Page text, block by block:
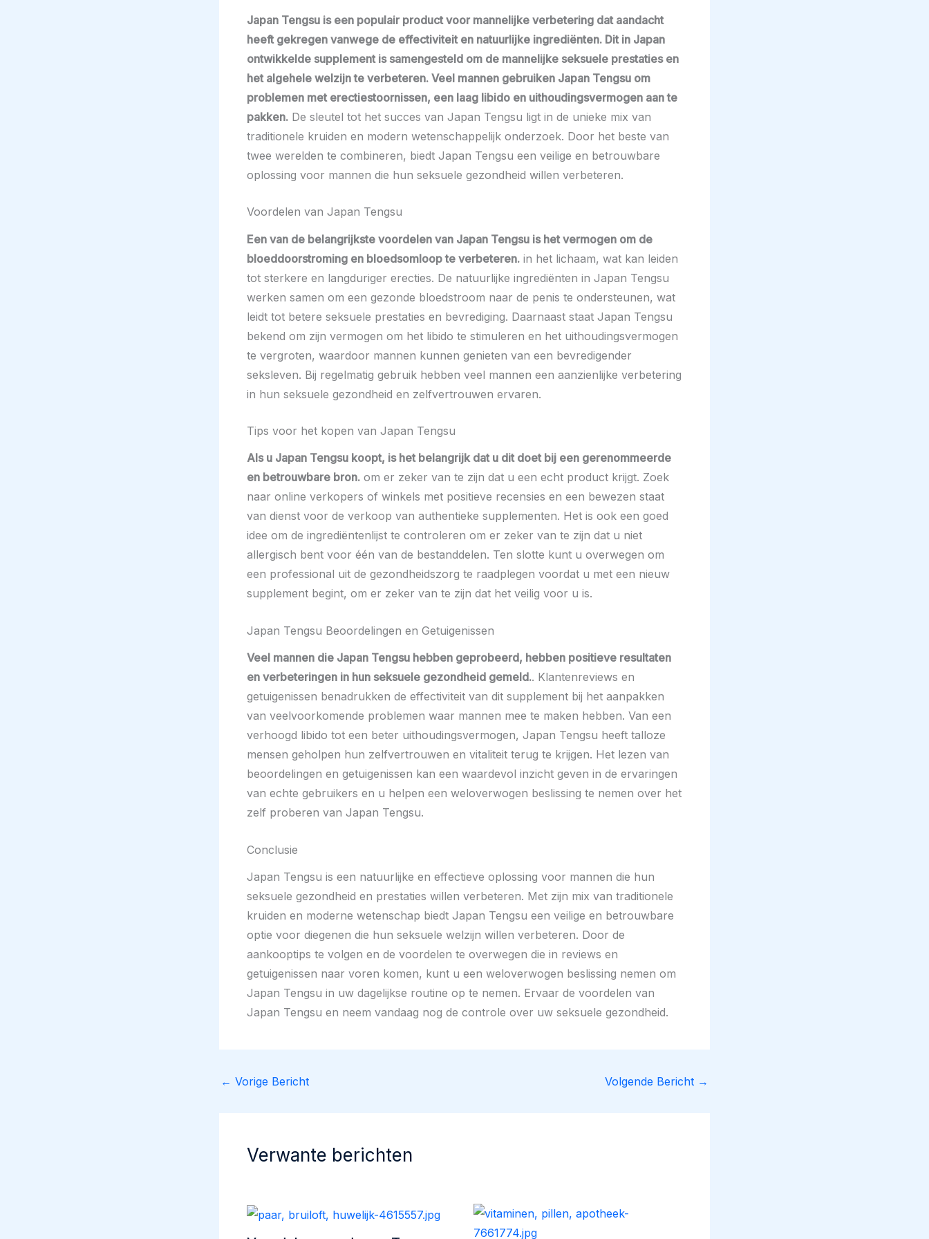
Japan Tengsu is een populair product voor mannelijke verbetering dat aandacht
heeft gekregen vanwege de effectiviteit en natuurlijke ingrediënten. Dit in Japan
ontwikkelde supplement is samengesteld om de mannelijke seksuele prestaties en
het algehele welzijn te verbeteren. Veel mannen gebruiken Japan Tengsu om
problemen met erectiestoornissen, een laag libido en uithoudingsvermogen aan te
pakken. De sleutel tot het succes van Japan Tengsu ligt in de unieke mix van
traditionele kruiden en modern wetenschappelijk onderzoek. Door het beste van
twee werelden te combineren, biedt Japan Tengsu een veilige en betrouwbare
oplossing voor mannen die hun seksuele gezondheid willen verbeteren.
Voordelen van Japan Tengsu
Een van de belangrijkste voordelen van Japan Tengsu is het vermogen om de
bloeddoorstroming en bloedsomloop te verbeteren. in het lichaam, wat kan leiden
tot sterkere en langduriger erecties. De natuurlijke ingrediënten in Japan Tengsu
werken samen om een gezonde bloedstroom naar de penis te ondersteunen, wat
leidt tot betere seksuele prestaties en bevrediging. Daarnaast staat Japan Tengsu
bekend om zijn vermogen om het libido te stimuleren en het uithoudingsvermogen
te vergroten, waardoor mannen kunnen genieten van een bevredigender
seksleven. Bij regelmatig gebruik hebben veel mannen een aanzienlijke verbetering
in hun seksuele gezondheid en zelfvertrouwen ervaren.
Tips voor het kopen van Japan Tengsu
Als u Japan Tengsu koopt, is het belangrijk dat u dit doet bij een gerenommeerde
en betrouwbare bron. om er zeker van te zijn dat u een echt product krijgt. Zoek
naar online verkopers of winkels met positieve recensies en een bewezen staat
van dienst voor de verkoop van authentieke supplementen. Het is ook een goed
idee om de ingrediëntenlijst te controleren om er zeker van te zijn dat u niet
allergisch bent voor één van de bestanddelen. Ten slotte kunt u overwegen om
een professional uit de gezondheidszorg te raadplegen voordat u met een nieuw
supplement begint, om er zeker van te zijn dat het veilig voor u is.
Japan Tengsu Beoordelingen en Getuigenissen
Veel mannen die Japan Tengsu hebben geprobeerd, hebben positieve resultaten
en verbeteringen in hun seksuele gezondheid gemeld.. Klantenreviews en
getuigenissen benadrukken de effectiviteit van dit supplement bij het aanpakken
van veelvoorkomende problemen waar mannen mee te maken hebben. Van een
verhoogd libido tot een beter uithoudingsvermogen, Japan Tengsu heeft talloze
mensen geholpen hun zelfvertrouwen en vitaliteit terug te krijgen. Het lezen van
beoordelingen en getuigenissen kan een waardevol inzicht geven in de ervaringen
van echte gebruikers en u helpen een weloverwogen beslissing te nemen over het
zelf proberen van Japan Tengsu.
Conclusie
Japan Tengsu is een natuurlijke en effectieve oplossing voor mannen die hun
seksuele gezondheid en prestaties willen verbeteren. Met zijn mix van traditionele
kruiden en moderne wetenschap biedt Japan Tengsu een veilige en betrouwbare
optie voor diegenen die hun seksuele welzijn willen verbeteren. Door de
aankooptips te volgen en de voordelen te overwegen die in reviews en
getuigenissen naar voren komen, kunt u een weloverwogen beslissing nemen om
Japan Tengsu in uw dagelijkse routine op te nemen. Ervaar de voordelen van
Japan Tengsu en neem vandaag nog de controle over uw seksuele gezondheid.
← Vorige Bericht Volgende Bericht →
Verwante berichten